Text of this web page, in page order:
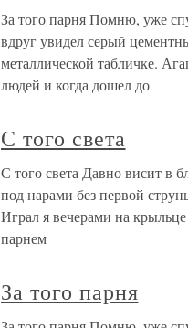
За того парня Помню, уже
вдруг увидел серый
металлической табличке.
людей и когда дошел до
С того света
С того света Давно висит в
под нарами без первой
Играл я вечерами на
парнем
За того парня